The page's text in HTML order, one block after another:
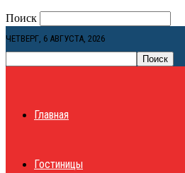
Поиск
ЧЕТВЕРГ, 6 АВГУСТА, 2026
Главная
Гостиницы